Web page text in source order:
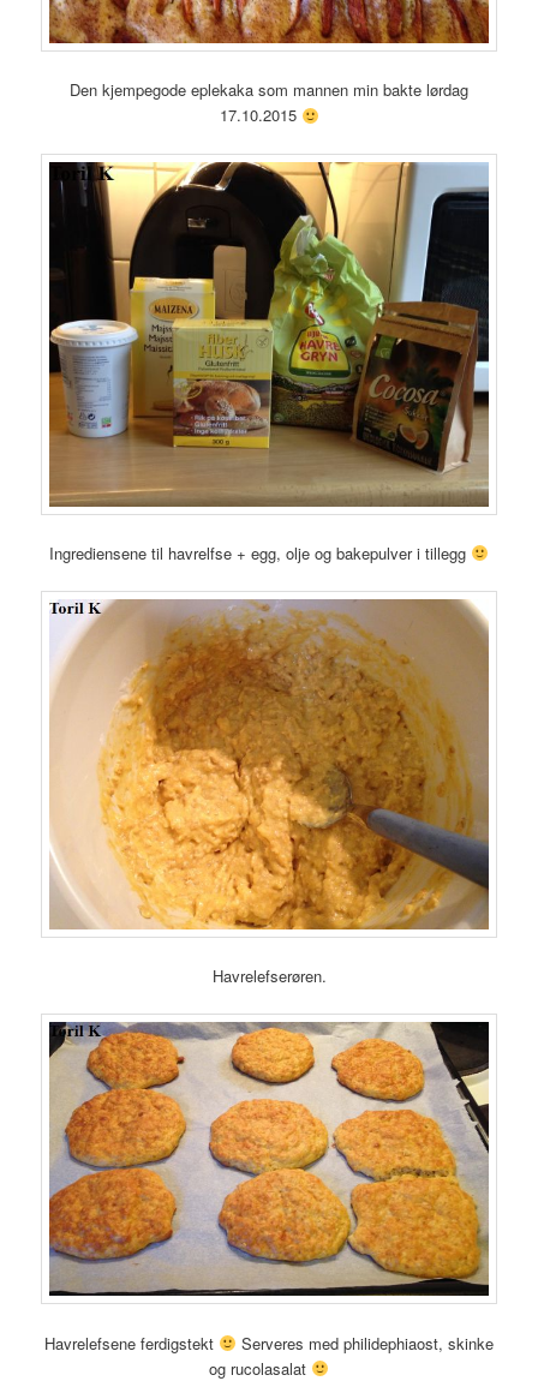
Den kjempegode eplekaka som mannen min bakte lørdag
17.10.2015
Ingrediensene til havrelfse + egg, olje og bakepulver i tillegg
Havrelefserøren.
Havrelefsene ferdigstekt
Serveres med philidephiaost, skinke
og rucolasalat